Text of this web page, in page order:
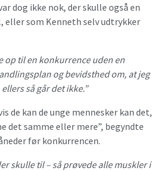
dog ikke nok, der skulle også en
som Kenneth selv udtrykker
op til en konkurrence uden en
og bevidsthed om, at jeg
så går det ikke.”
de kan de unge mennesker kan det,
det samme eller mere”, begyndte
før konkurrencen.
skulle til – så prøvede alle muskler i